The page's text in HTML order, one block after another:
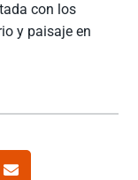
con los
y paisaje en